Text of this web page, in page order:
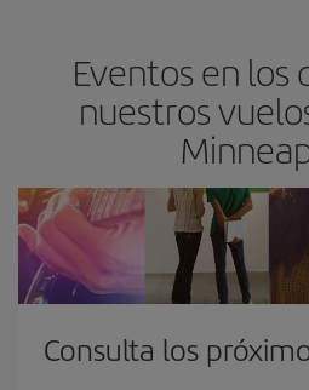
Eventos en los
nuestros
Consulta los